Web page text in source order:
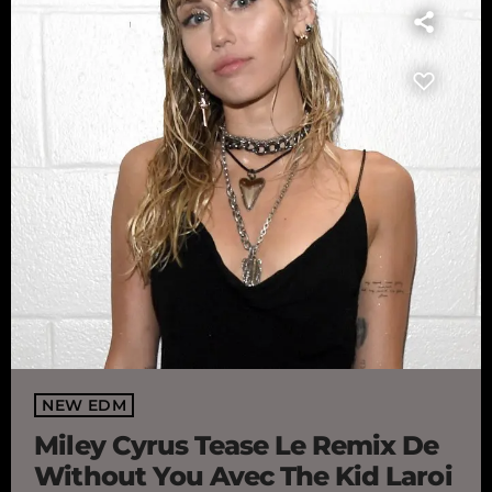
NEW EDM
Miley Cyrus Tease Le Remix De
Without You Avec The Kid Laroi